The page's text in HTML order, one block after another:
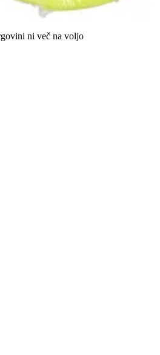
ni več na voljo